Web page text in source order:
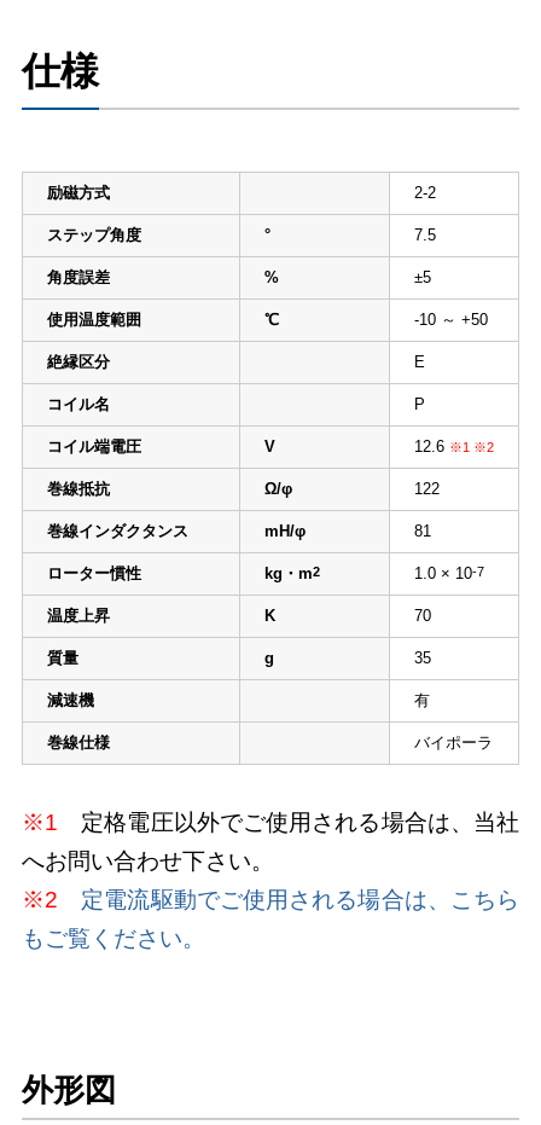
仕様
励磁方式 2-2
ステップ角度 ° 7.5
角度誤差 % ±5
使用温度範囲 ℃ -10 ～ +50
絶縁区分 E
コイル名 P
コイル端電圧 V 12.6 ※1 ※2
巻線抵抗 Ω/φ 122
巻線インダクタンス mH/φ 81
ローター慣性 kg・m2 1.0 × 10-7
温度上昇 K 70
質量 g 35
減速機 有
巻線仕様 バイポーラ
※1 定格電圧以外でご使用される場合は、当社
へお問い合わせ下さい。
※2 定電流駆動でご使用される場合は、こちら
もご覧ください。
外形図